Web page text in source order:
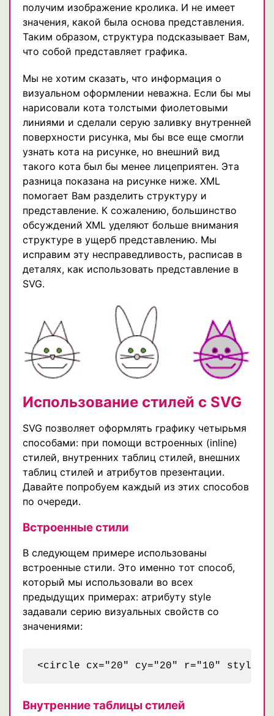
получим изображение кролика. И не имеет
значения, какой была основа представления.
Таким образом, структура подсказывает Вам,
что собой представляет графика.
Мы не хотим сказать, что информация о
визуальном оформлении неважна. Если бы мы
нарисовали кота толстыми фиолетовыми
линиями и сделали серую заливку внутренней
поверхности рисунка, мы бы все еще смогли
узнать кота на рисунке, но внешний вид
такого кота был бы менее лицеприятен. Эта
разница показана на рисунке ниже. XML
помогает Вам разделить структуру и
представление. К сожалению, большинство
обсуждений XML уделяют больше внимания
структуре в ущерб представлению. Мы
исправим эту несправедливость, расписав в
деталях, как использовать представление в
SVG.
Использование стилей с SVG
SVG позволяет оформлять графику четырьмя
способами: при помощи встроенных (inline)
стилей, внутренних таблиц стилей, внешних
таблиц стилей и атрибутов презентации.
Давайте попробуем каждый из этих способов
по очереди.
Встроенные стили
В следующем примере использованы
встроенные стили. Это именно тот способ,
который мы использовали во всех
предыдущих примерах: атрибуту style
задавали серию визуальных свойств со
значениями:
Внутренние таблицы стилей